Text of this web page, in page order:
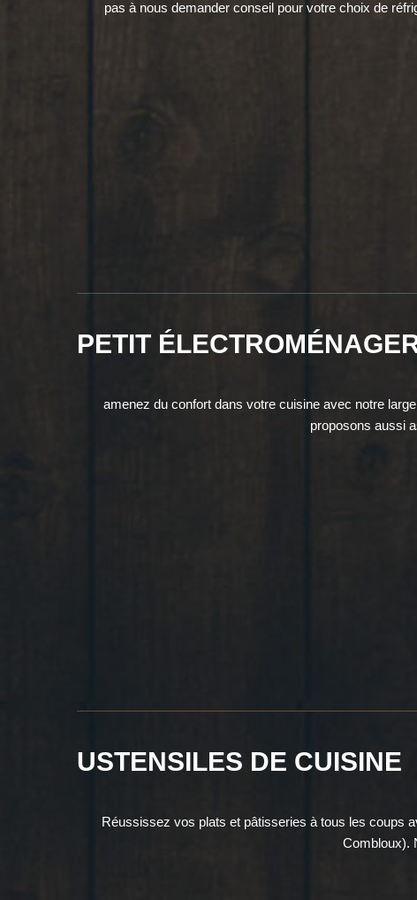
pas à nous demander conseil pour votre choix de
PETIT
amenez du confort dans votre cuisine avec notre
proposons aussi
USTENSILES DE CUISINE
Réussissez vos plats et pâtisseries à tous les coups
Combloux).